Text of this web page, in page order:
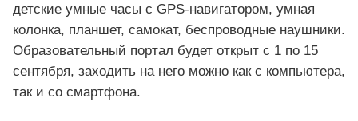
детские умные часы с GPS-навигатором, умная
колонка, планшет, самокат, беспроводные наушники.
Образовательный портал будет открыт с 1 по 15
сентября, заходить на него можно как с компьютера,
так и со смартфона.